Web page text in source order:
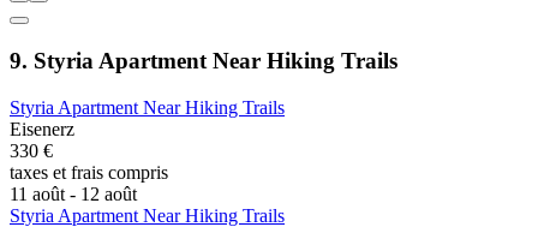
9. Styria Apartment Near Hiking Trails
Styria Apartment Near Hiking Trails
Eisenerz
330 €
taxes et frais compris
11 août - 12 août
Styria Apartment Near Hiking Trails